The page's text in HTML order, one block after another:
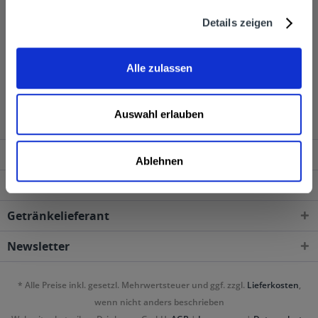
Details zeigen
Alle zulassen
Auswahl erlauben
Ablehnen
Orten und Postleitzahl-Gebieten geliefert
Shop Service
Getränkelieferant
Newsletter
* Alle Preise inkl. gesetzl. Mehrwertsteuer und ggf. zzgl. Lieferkosten,
wenn nicht anders beschrieben